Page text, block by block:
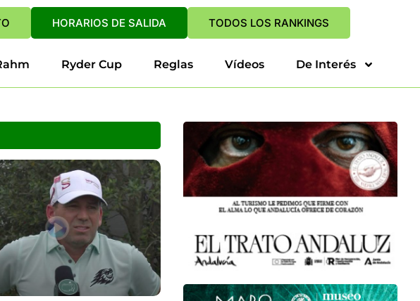
HORARIOS DE SALIDA TODOS LOS RANKINGS
Ryder Cup Reglas Vídeos De Interés